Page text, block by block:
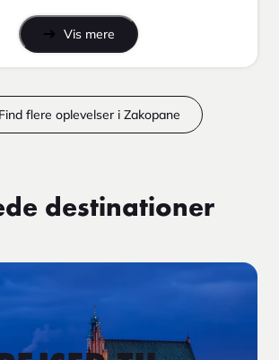
Vis mere
Find flere oplevelser i Zakopane
destinationer